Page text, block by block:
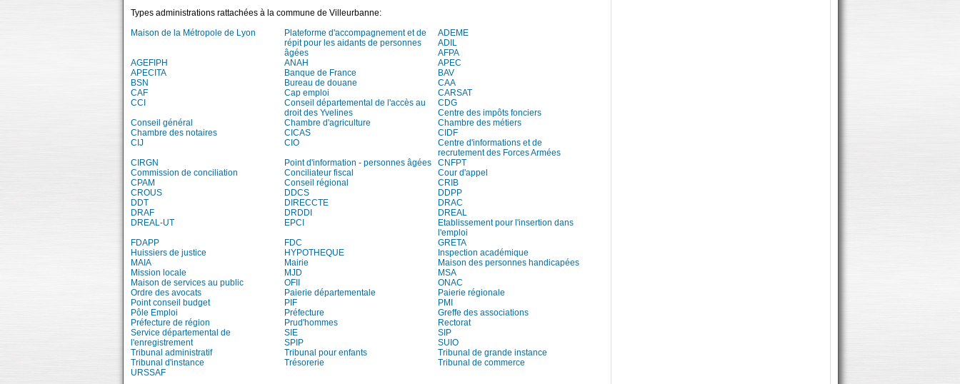
Types administrations rattachées à la commune de Villeurbanne:
Maison de la Métropole de Lyon
Plateforme d'accompagnement et de
répit pour les aidants de personnes
âgées
ADEME
ADIL
AFPA
AGEFIPH
ANAH
APEC
APECITA
Banque de France
BAV
BSN
Bureau de douane
CAA
CAF
Cap emploi
CARSAT
CCI
Conseil départemental de l'accès au
droit des Yvelines
CDG
Centre des impôts fonciers
Conseil général
Chambre d'agriculture
Chambre des métiers
Chambre des notaires
CICAS
CIDF
CIJ
CIO
Centre d'informations et de
recrutement des Forces Armées
CIRGN
Point d'information - personnes âgées
CNFPT
Commission de conciliation
Conciliateur fiscal
Cour d'appel
CPAM
Conseil régional
CRIB
CROUS
DDCS
DDPP
DDT
DIRECCTE
DRAC
DRAF
DRDDI
DREAL
DREAL-UT
EPCI
Etablissement pour l'insertion dans
l'emploi
FDAPP
FDC
GRETA
Huissiers de justice
HYPOTHEQUE
Inspection académique
MAIA
Mairie
Maison des personnes handicapées
Mission locale
MJD
MSA
Maison de services au public
OFII
ONAC
Ordre des avocats
Paierie départementale
Paierie régionale
Point conseil budget
PIF
PMI
Pôle Emploi
Préfecture
Greffe des associations
Préfecture de région
Prud'hommes
Rectorat
Service départemental de
l'enregistrement
SIE
SIP
SPIP
SUIO
Tribunal administratif
Tribunal pour enfants
Tribunal de grande instance
Tribunal d'instance
Trésorerie
Tribunal de commerce
URSSAF